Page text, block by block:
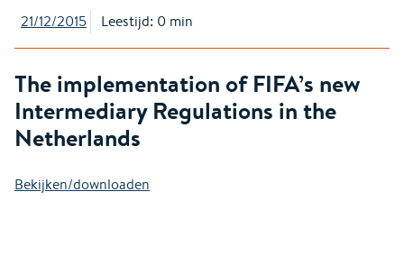
21/12/2015 Leestijd: 0 min
The implementation of FIFA’s new
Intermediary Regulations in the
Netherlands
Bekijken/downloaden